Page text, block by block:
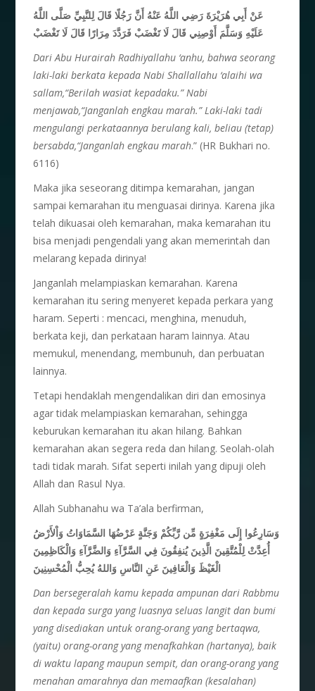
عَنْ أَبِي هُرَيْرَةَ رَضِي اللَّهُ عَنْهُ أَنَّ رَجُلًا قَالَ لِلنَّبِيِّ صَلَّى اللَّهُ
عَلَيْهِ وَسَلَّمَ أَوْصِنِي قَالَ لَا تَغْضَبْ فَرَدَّدَ مِرَارًا قَالَ لَا تَغْضَبْ
Dari Abu Hurairah Radhiyallahu ‘anhu, bahwa seorang
laki-laki berkata kepada Nabi Shallallahu ‘alaihi wa
sallam,“Berilah wasiat kepadaku.” Nabi
menjawab,“Janganlah engkau marah.” Laki-laki tadi
mengulangi perkataannya berulang kali, beliau (tetap)
bersabda,“Janganlah engkau marah.” (HR Bukhari no.
6116)
Maka jika seseorang ditimpa kemarahan, jangan
sampai kemarahan itu menguasai dirinya. Karena jika
telah dikuasai oleh kemarahan, maka kemarahan itu
bisa menjadi pengendali yang akan memerintah dan
melarang kepada dirinya!
Janganlah melampiaskan kemarahan. Karena
kemarahan itu sering menyeret kepada perkara yang
haram. Seperti : mencaci, menghina, menuduh,
berkata keji, dan perkataan haram lainnya. Atau
memukul, menendang, membunuh, dan perbuatan
lainnya.
Tetapi hendaklah mengendalikan diri dan emosinya
agar tidak melampiaskan kemarahan, sehingga
keburukan kemarahan itu akan hilang. Bahkan
kemarahan akan segera reda dan hilang. Seolah-olah
tadi tidak marah. Sifat seperti inilah yang dipuji oleh
Allah dan Rasul Nya.
Allah Subhanahu wa Ta’ala berfirman,
وَسَارِعُوا إِلَى مَغْفِرَةٍ مِّن رَّبِّكُمْ وَجَنَّةٍ عَرْضُهَا السَّمَاوَاتُ وَاْلأَرْضُ
أُعِدَّتْ لِلْمُتَّقِينَ الَّذِينَ يُنفِقُونَ فِي السَّرَّآءِ وَالضَّرَّآءِ وَالْكَاظِمِينَ
الْغَيْظَ وَالْعَافِينَ عَنِ النَّاسِ وَاللهُ يُحِبُّ الْمُحْسِنِينَ
Dan bersegeralah kamu kepada ampunan dari Rabbmu
dan kepada surga yang luasnya seluas langit dan bumi
yang disediakan untuk orang-orang yang bertaqwa,
(yaitu) orang-orang yang menafkahkan (hartanya), baik
di waktu lapang maupun sempit, dan orang-orang yang
menahan amarahnya dan memaafkan (kesalahan)